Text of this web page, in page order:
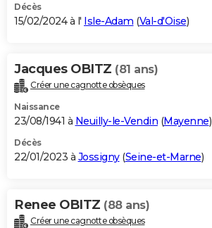
S'inscrire
Se connecter
Lycées
Collèges
Primaires
Universités
Entreprises
Service militaire
Avis de recherche
AVIS DE DÉCÈS
Bricolage
Lifestyle
Culture
Sport
Auto
Television
Voyage
Cinema
Décès
15/02/2024 à l' Isle-Adam (Val-d'Oise)
Jacques OBITZ (81 ans)
Créer une cagnotte obsèques
Naissance
23/08/1941 à Neuilly-le-Vendin (Mayenne)
Décès
22/01/2023 à Jossigny(Seine-et-Marne)
Renee OBITZ (88 ans)
Créer une cagnotte obsèques